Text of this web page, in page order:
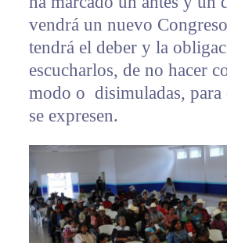
vendrá un nuevo
tendrá el deber y la
escucharlos, de no hacer
modo o disimuladas, para
se expresen.